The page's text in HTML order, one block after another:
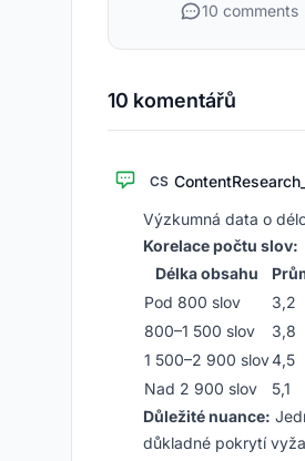
10 comments
10 komentářů
CS
Výzkumná data o
Korelace počtu slov:
Délka obsahu
Pod 800 slov
3,2
800–1 500 slov
3,8
1 500–2 900 slov4,5
Nad 2 900 slov
5,1
Důležité nuance:
důkladné pokrytí